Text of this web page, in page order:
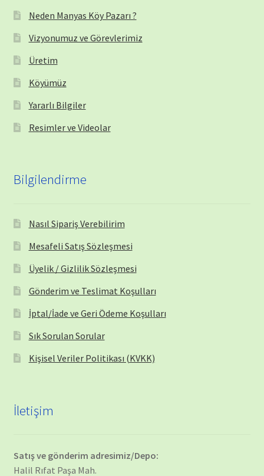
Neden Manyas Köy Pazarı ?
Vizyonumuz ve Görevlerimiz
Üretim
Köyümüz
Yararlı Bilgiler
Resimler ve Videolar
Bilgilendirme
Nasıl Sipariş Verebilirim
Mesafeli Satış Sözleşmesi
Üyelik / Gizlilik Sözleşmesi
Gönderim ve Teslimat Koşulları
İptal/İade ve Geri Ödeme Koşulları
Sık Sorulan Sorular
Kişisel Veriler Politikası (KVKK)
İletişim
Satış ve gönderim adresimiz/Depo:
Halil Rıfat Paşa Mah.